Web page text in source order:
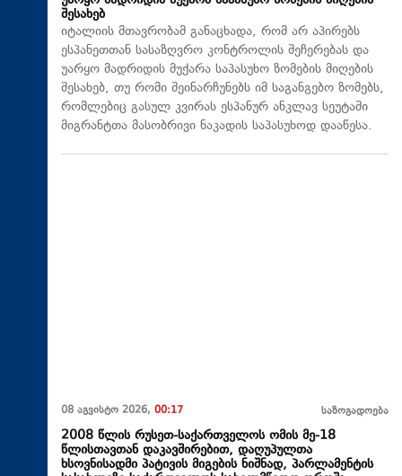
შესახებ
იტალიის მთავრობამ განაცხადა, რომ არ აპირებს
ესპანეთთან სასაზღვრო კონტროლის შეჩერებას და
უარყო მადრიდის მუქარა საპასუხო ზომების მიღების
შესახებ, თუ რომი შეინარჩუნებს იმ საგანგებო ზომებს,
რომლებიც გასულ კვირას ესპანურ ანკლავ სეუტაში
მიგრანტთა მასობრივი ნაკადის საპასუხოდ დააწესა.
08 აგვისტო 2026, 00:17 საზოგადოება
2008 წლის რუსეთ-საქართველოს ომის მე-18
წლისთავთან დაკავშირებით, დაღუპულთა
ხსოვნისადმი პატივის მიგების ნიშნად, პარლამენტის